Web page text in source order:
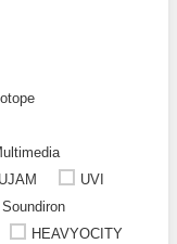
UJAM
UVI
Soundiron
HEAVYOCITY